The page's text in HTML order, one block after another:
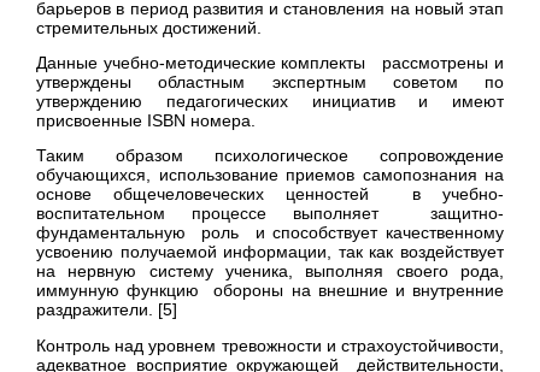
барьеров в период развития и становления на новый этап
стремительных достижений.
Данные учебно-методические комплекты рассмотрены и
утверждены областным экспертным советом по
утверждению педагогических инициатив и имеют
присвоенные ISBN номера.
Таким образом психологическое сопровождение
обучающихся, использование приемов самопознания на
основе общечеловеческих ценностей в учебно-
воспитательном процессе выполняет защитно-
фундаментальную роль и способствует качественному
усвоению получаемой информации, так как воздействует
на нервную систему ученика, выполняя своего рода,
иммунную функцию обороны на внешние и внутренние
раздражители. [5]
Контроль над уровнем тревожности и страхоустойчивости,
адекватное восприятие окружающей действительности,